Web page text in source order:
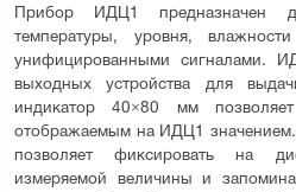
Прибор ИДЦ1 предназначен
температуры, уровня,
унифицированными сигналами.
выходных устройства для
индикатор 40×80 мм
отображаемым на ИДЦ1
позволяет фиксировать на
измеряемой величины и